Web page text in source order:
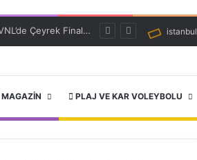
Filenin Efeleri, Tarihinde İlk Kez VNL’de Çeyrek Finalde! istanbul
MAGAZIN PLAJ VE KAR VOLEYBOLU